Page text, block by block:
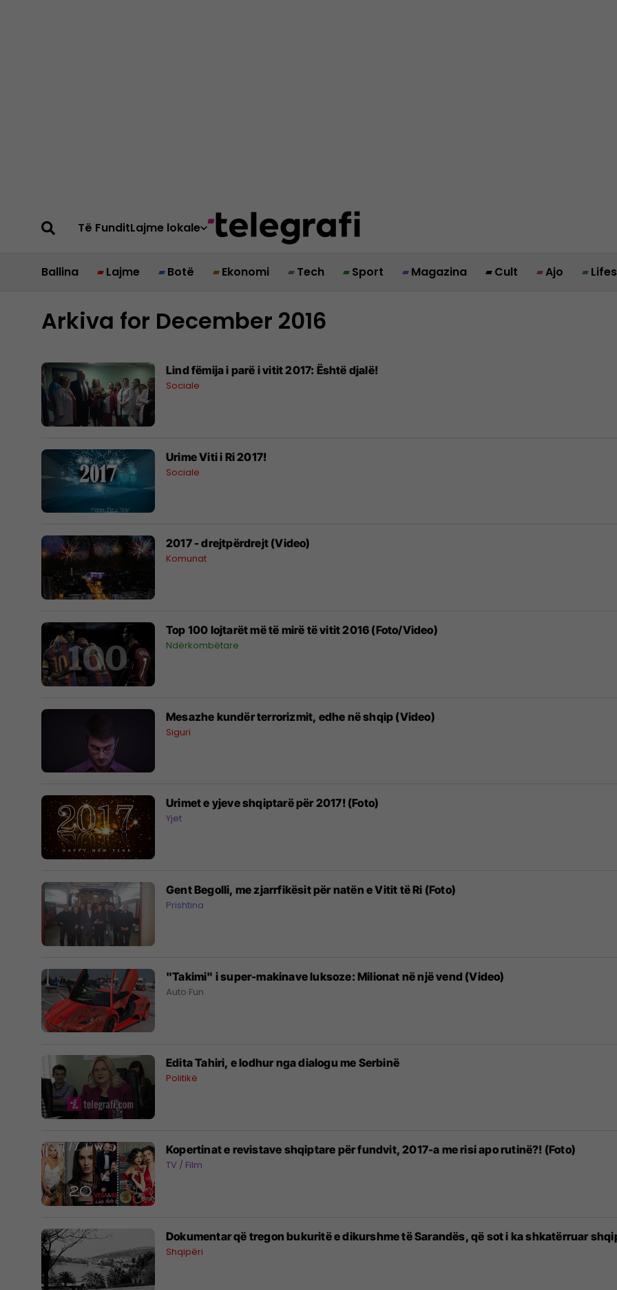
Të FunditLajme lokale
Ballina Lajme Botë Ekonomi Tech Sport Magazina Cult Ajo
Arkiva for December 2016
Lind fëmija i parë i vitit 2017: Është djalë!
Sociale
Urime Viti i Ri 2017!
Sociale
2017 - drejtpërdrejt (Video)
Komunat
Top 100 lojtarët më të mirë të vitit 2016 (Foto/Video)
Ndërkombëtare
Mesazhe kundër terrorizmit, edhe në shqip (Video)
Siguri
Urimet e yjeve shqiptarë për 2017! (Foto)
Yjet
Gent Begolli, me zjarrfikësit për natën e Vitit të Ri (Foto)
Prishtina
"Takimi" i super-makinave luksoze: Milionat në një vend (Video)
Auto Fun
Edita Tahiri, e lodhur nga dialogu me Serbinë
Politikë
Kopertinat e revistave shqiptare për fundvit, 2017-a me risi apo rutinë?! (Foto)
TV / Film
Dokumentar që tregon bukuritë e dikurshme të Sarandës, që sot i ka shkatërruar
Shqipëri